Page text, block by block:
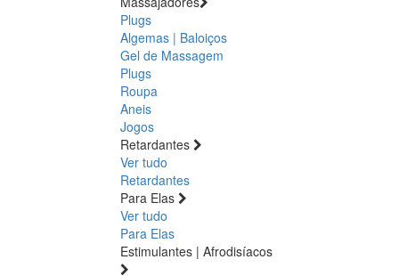
Plugs
Algemas | Baloiços
Gel de Massagem
Plugs
Roupa
Aneis
Jogos
Retardantes
Ver tudo
Retardantes
Para Elas
Ver tudo
Para Elas
Estimulantes | Afrodisíacos